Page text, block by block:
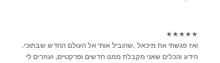
★
★
★
★
★
ואז פגשתי את מיכאל ,שהוביל אותי אל העולם החדש שבתוכי.
הידע והכלים שאני מקבלת ממנו חדשים ופרקטיים, ועוזרים לי